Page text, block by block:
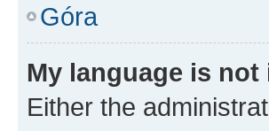
Góra
My language is
Either the